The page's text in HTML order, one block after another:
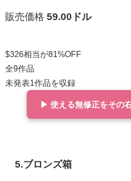
販売価格 59.00ドル
$326相当が81%OFF
全9作品
未発表1作品を収録
▶ 使える無修正をその
5.ブロンズ箱